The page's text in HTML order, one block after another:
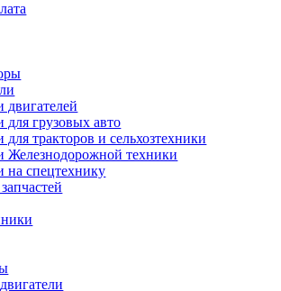
двигателей
для грузовых авто
для тракторов и сельхозтехники
Железнодорожной техники
на спецтехнику